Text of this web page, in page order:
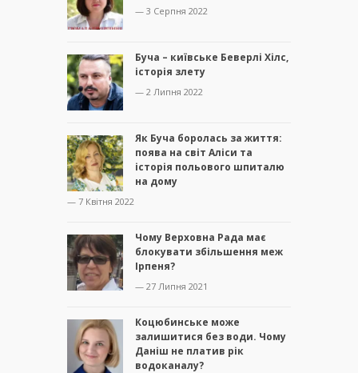
— 3 Серпня 2022
Буча – київське Беверлі Хілс,
історія злету
— 2 Липня 2022
Як Буча боролась за життя:
поява на світ Аліси та
історія польового шпиталю
на дому
— 7 Квітня 2022
Чому Верховна Рада має
блокувати збільшення меж
Ірпеня?
— 27 Липня 2021
Коцюбинське може
залишитися без води. Чому
Даніш не платив рік
водоканалу?